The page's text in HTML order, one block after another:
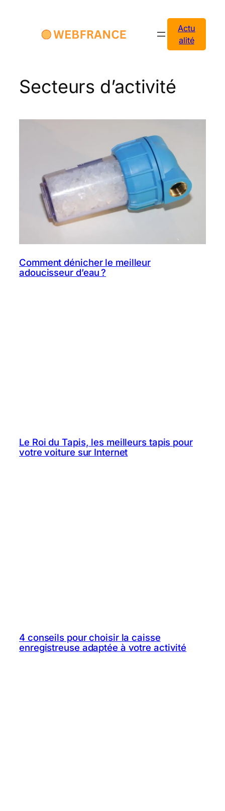
Actu
alité
Secteurs d’activité
Comment dénicher le meilleur
adoucisseur d’eau ?
Le Roi du Tapis, les meilleurs tapis pour
votre voiture sur Internet
4 conseils pour choisir la caisse
enregistreuse adaptée à votre activité